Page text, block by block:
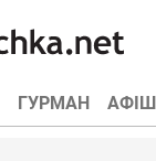
ГУРМАН